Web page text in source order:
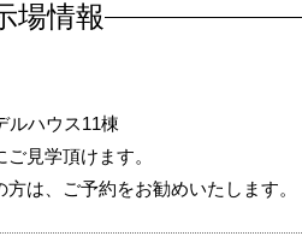
場情報
ルハウス11棟
見学頂けます。
は、ご予約をお勧めいたします。